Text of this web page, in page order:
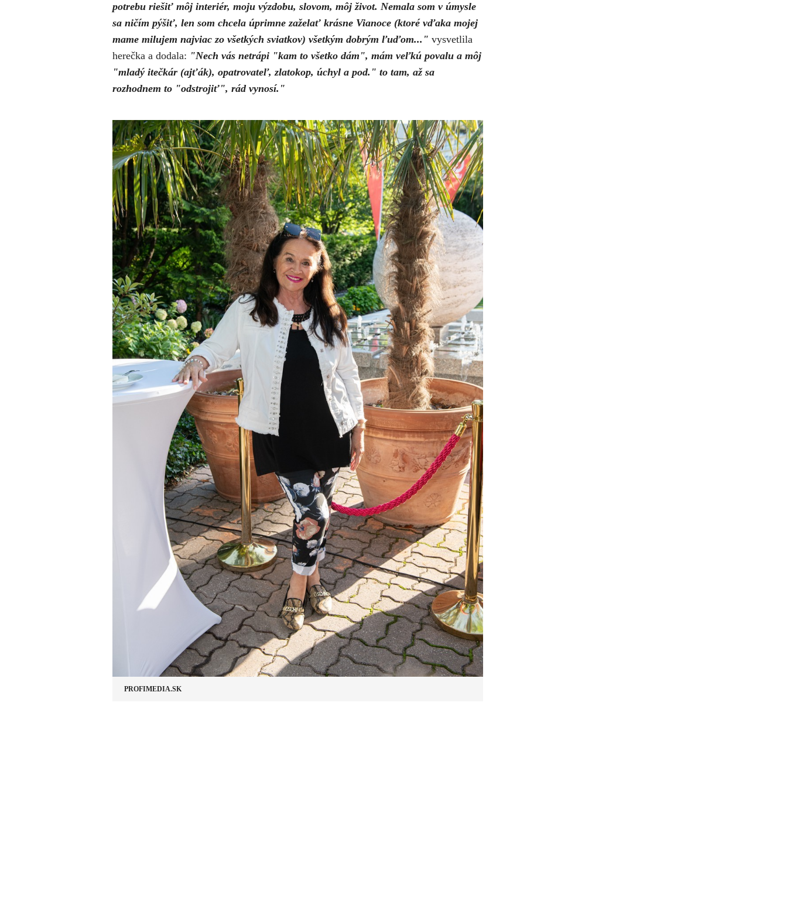
potrebu riešiť môj interiér, moju výzdobu, slovom, môj život. Nemala som v úmysle
sa ničím pýšiť, len som chcela úprimne zaželať krásne Vianoce (ktoré vďaka mojej
mame milujem najviac zo všetkých sviatkov) všetkým dobrým ľuďom..." vysvetlila
herečka a dodala: "Nech vás netrápi "kam to všetko dám", mám veľkú povalu a môj
"mladý itečkár (ajťák), opatrovateľ, zlatokop, úchyl a pod." to tam, až sa
rozhodnem to "odstrojiť", rád vynosí."
PROFIMEDIA.SK